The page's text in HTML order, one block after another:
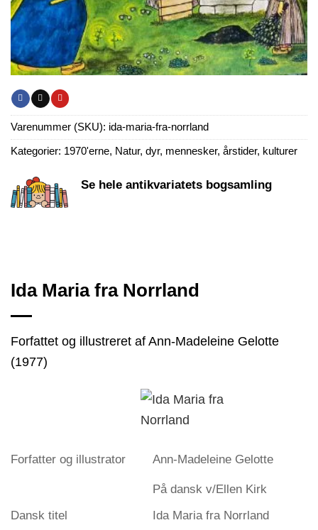
Varenummer (SKU): ida-maria-fra-norrland
Kategorier: 1970'erne, Natur, dyr, mennesker, årstider, kulturer
Se hele antikvariatets bogsamling
Ida Maria fra Norrland
Forfattet og illustreret af Ann-Madeleine Gelotte
(1977)
Forfatter og illustrator Ann-Madeleine Gelotte
På dansk v/Ellen Kirk
Dansk titel
Ida Maria fra Norrland